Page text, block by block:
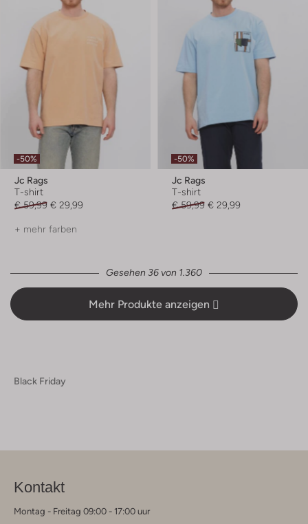
-50%
Jc Rags
T-shirt
€ 59,99 € 29,99
+ mehr farben
-50%
Jc Rags
T-shirt
€ 59,99 € 29,99
Gesehen 36 von 1.360
Mehr Produkte anzeigen
Black Friday
Kontakt
Montag - Freitag 09:00 - 17:00 uur